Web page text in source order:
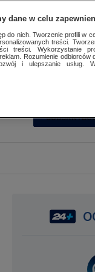
dane w celu
do nich. Tworzenie profili w
treści.
treści. Wykorzystanie
Rozumienie odbiorców
i ulepszanie usług.